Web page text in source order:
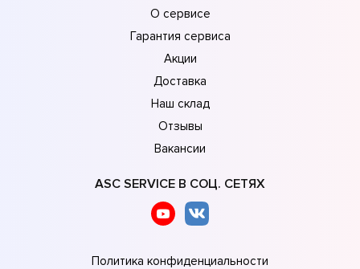
О сервисе
Гарантия сервиса
Акции
Доставка
Наш склад
Отзывы
Вакансии
ASC SERVICE В СОЦ. СЕТЯХ
Политика конфиденциальности